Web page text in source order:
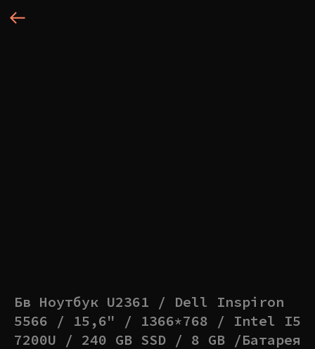
Бв Ноутбук U2361 / Dell Inspiron
5566 / 15,6" / 1366*768 / Intel I5
7200U / 240 GB SSD / 8 GB /Батарея